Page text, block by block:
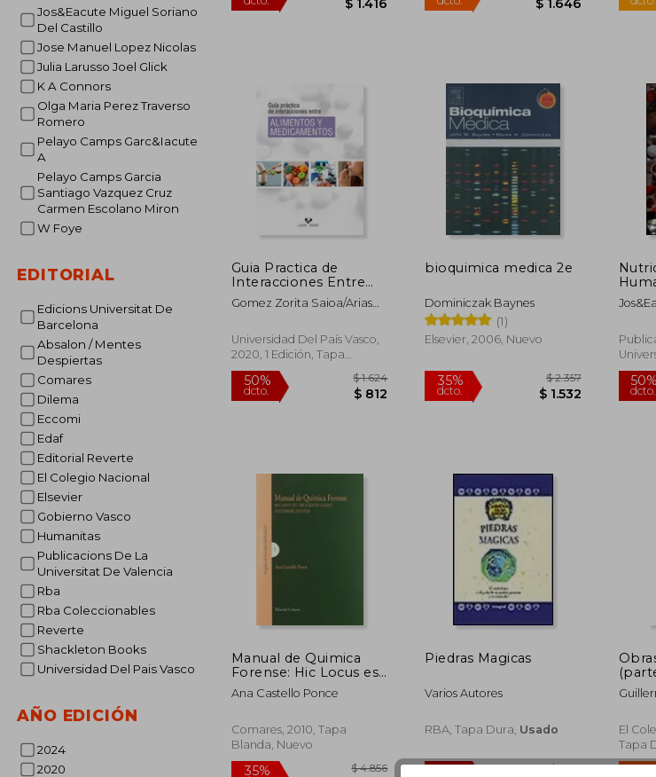
Jos&Eacute Miguel Soriano
Del Castillo
Jose Manuel Lopez Nicolas
Julia Larusso Joel Glick
K A Connors
Olga Maria Perez Traverso
Romero
Pelayo Camps Garc&Iacute
A
Pelayo Camps Garcia
Santiago Vazquez Cruz
Carmen Escolano Miron
W Foye
EDITORIAL
Edicions Universitat De
Barcelona
Absalon / Mentes
Despiertas
Comares
Dilema
Eccomi
Edaf
Editorial Reverte
El Colegio Nacional
Elsevier
Gobierno Vasco
Humanitas
Publicacions De La
Universitat De Valencia
Rba
Rba Coleccionables
Reverte
Shackleton Books
Universidad Del Pais Vasco
AÑO EDICIÓN
2024
2020
Guia Practica de
Interacciones Entre
Alimentos y
Medicamentos
Gomez Zorita Saioa/Arias
Universidad Del País Vasco,
2020, 1 Edición, Tapa
Blanda, Nuevo
50%
dcto.
bioquimica medica 2e
Dominiczak Baynes
(1)
Elsevier, 2006, Nuevo
35%
dcto.
2006,
Manual de Quimica
Forense: Hic Locus est
ubi Scientia Gaudet
Succ Urrere Justitiae
Ana Castello Ponce
Comares, 2010, Tapa
Blanda, Nuevo
Piedras Magicas
Varios Autores
RBA, Tapa Dura, Usado
El
Tapa